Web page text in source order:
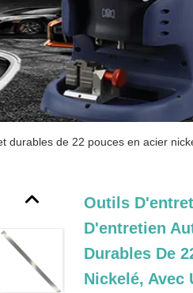
de 22 pouces en acier
Outils
D'entretien
Durables De
Nickelé, Avec